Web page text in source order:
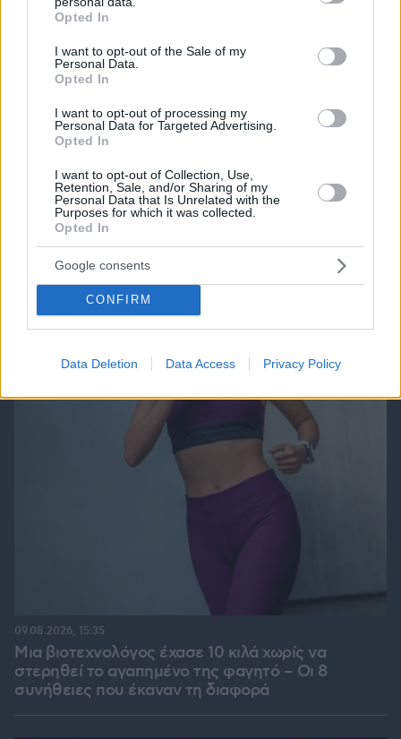
grant or deny consent to Google and its third-party tags to
use your data for below specified purposes in below Google
consent section.
Opted In
I want to opt-out of the Sale of my
Personal Data.
Opted In
I want to opt-out of processing my
Personal Data for Targeted Advertising.
Opted In
I want to opt-out of Collection, Use,
Retention, Sale, and/or Sharing of my
Personal Data that Is Unrelated with the
Purposes for which it was collected.
Opted In
Google consents
CONFIRM
Data Deletion Data Access Privacy Policy
Cut The Rope Northern Heights Candy
ΔΕΙΤΕ ΟΛΑ ΤΑ GAMES
Best of Network
Μια βιοτεχνολόγος έχασε 10 κιλά χωρίς να
στερηθεί το αγαπημένο της φαγητό – Οι 8
συνήθειες που έκαναν τη διαφορά
09.08.2026, 15:35